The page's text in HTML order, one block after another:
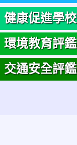
健康促進學校
環境教育評鑑
交通安全評鑑